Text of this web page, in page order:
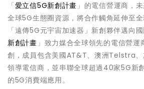
「愛立信5G新創計畫」的電信營運商，
全球5G生態圈資源，將合作觸角延伸至
「遠傳5G元宇宙加速器」新創夥伴邁向
新創計畫」致力媒合全球領先的電信營
創，成員包含美國AT&T、澳洲Telstra
領導電信商，並串聯全球超過40家5G新
的5G消費端應用。